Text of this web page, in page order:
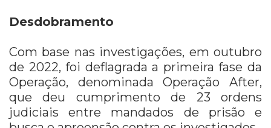
Desdobramento
Com base nas investigações, em outubro
de 2022, foi deflagrada a primeira fase da
Operação, denominada Operação After,
que deu cumprimento de 23 ordens
judiciais entre mandados de prisão e